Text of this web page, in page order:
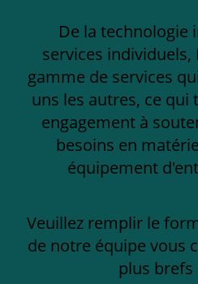
De la technologie
services
gamme de services
uns les autres, ce
engagement à
besoins en
équipement
Veuillez remplir le
de notre équipe vous
plus brefs